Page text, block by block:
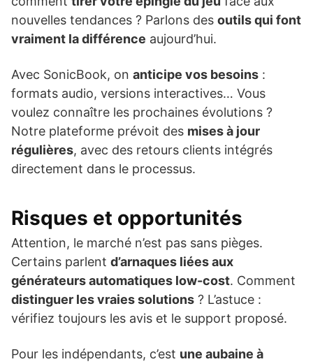
nouvelles tendances ? Parlons des outils qui font
vraiment la différence aujourd’hui.
Avec SonicBook, on anticipe vos besoins :
formats audio, versions interactives… Vous
voulez connaître les prochaines évolutions ?
Notre plateforme prévoit des mises à jour
régulières, avec des retours clients intégrés
directement dans le processus.
Risques et opportunités
Attention, le marché n’est pas sans pièges.
Certains parlent d’arnaques liées aux
générateurs automatiques low-cost. Comment
distinguer les vraies solutions ? L’astuce :
vérifiez toujours les avis et le support proposé.
Pour les indépendants, c’est une aubaine à